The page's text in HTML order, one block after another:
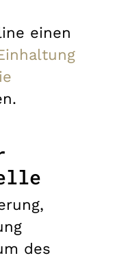
einen
des